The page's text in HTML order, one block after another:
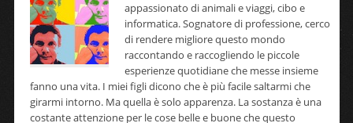
appassionato di animali e viaggi, cibo e
informatica. Sognatore di professione, cerco
di rendere migliore questo mondo
raccontando e raccogliendo le piccole
esperienze quotidiane che messe insieme
fanno una vita. I miei figli dicono che è più facile saltarmi che
girarmi intorno. Ma quella è solo apparenza. La sostanza è una
costante attenzione per le cose belle e buone che questo